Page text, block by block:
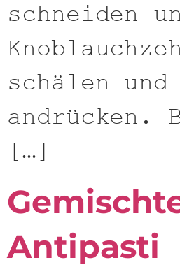
schneiden
schälen und
andrücken.
[…]
Antipasti